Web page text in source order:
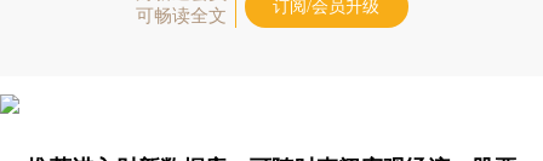
可畅读全文
订阅/会员升级